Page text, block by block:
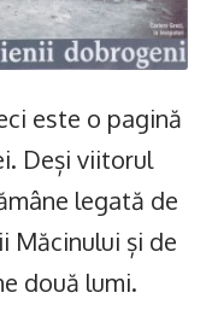
este o pagină
Deși viitorul
legată de
Măcinului și de
două lumi.